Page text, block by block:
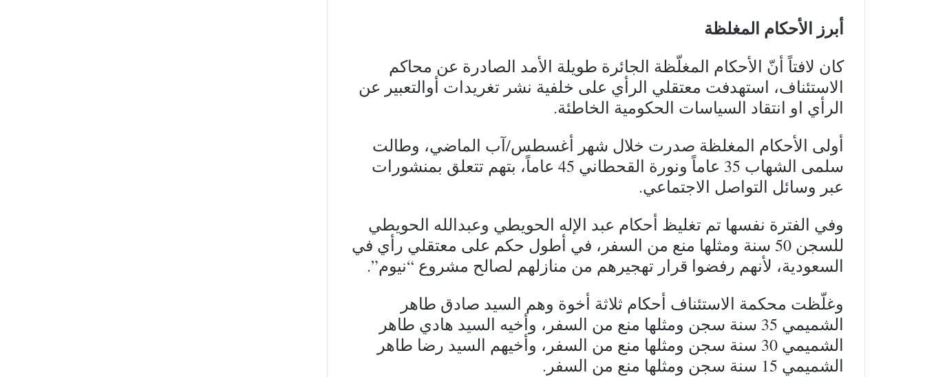
أبرز الأحكام المغلظة
كان لافتاً أنّ الأحكام المغلّظة الجائرة طويلة الأمد الصادرة عن محاكم
الاستئناف، استهدفت معتقلي الرأي على خلفية نشر تغريدات أوالتعبير عن
الرأي او انتقاد السياسات الحكومية الخاطئة.
أولى الأحكام المغلظة صدرت خلال شهر أغسطس/آب الماضي، وطالت
سلمى الشهاب 35 عاماً ونورة القحطاني 45 عاماً، بتهم تتعلق بمنشورات
عبر وسائل التواصل الاجتماعي.
وفي الفترة نفسها تم تغليظ أحكام عبد الإله الحويطي وعبدالله الحويطي
للسجن 50 سنة ومثلها منع من السفر، في أطول حكم على معتقلي رأي في
السعودية، لأنهم رفضوا قرار تهجيرهم من منازلهم لصالح مشروع “نيوم”.
وغلّظت محكمة الاستئناف أحكام ثلاثة أخوة وهم السيد صادق طاهر
الشميمي 35 سنة سجن ومثلها منع من السفر، وأخيه السيد هادي طاهر
الشميمي 30 سنة سجن ومثلها منع من السفر، وأخيهم السيد رضا طاهر
الشميمي 15 سنة سجن ومثلها منع من السفر.